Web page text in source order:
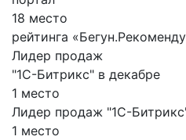
18 место
рейтинга
Лидер продаж
"1С-Битрикс" в декабре
1 место
Лидер продаж "1С-
1 место